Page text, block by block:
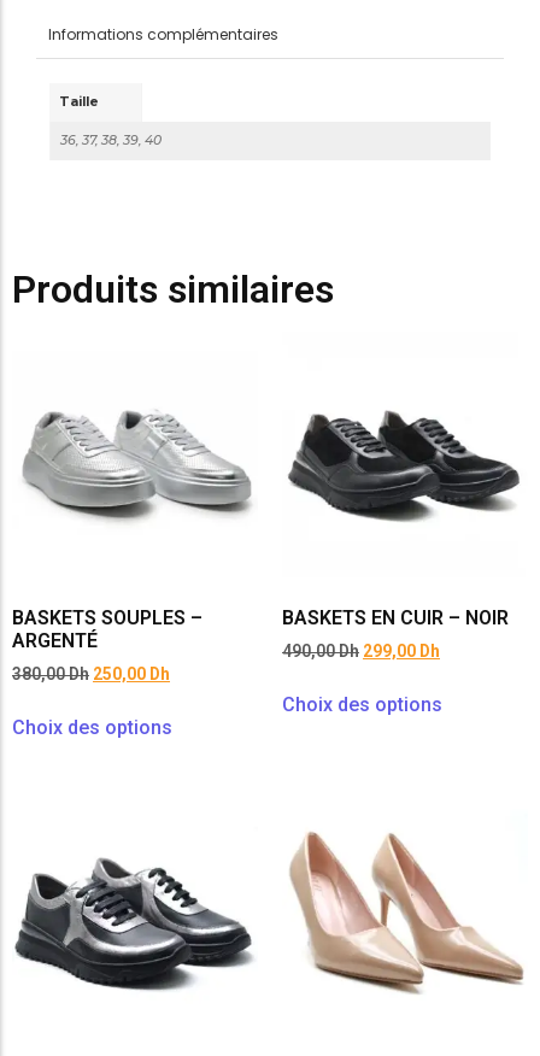
Informations complémentaires
Taille
36, 37, 38, 39, 40
Produits similaires
BASKETS SOUPLES –
ARGENTÉ
380,00Dh 250,00 Dh
Choix des options
BASKETS EN CUIR – NOIR
490,00Dh 299,00 Dh
Choix des options